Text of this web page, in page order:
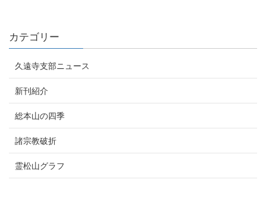
カテゴリー
久遠寺支部ニュース
新刊紹介
総本山の四季
諸宗教破折
霊松山グラフ